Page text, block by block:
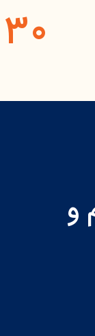
30
و